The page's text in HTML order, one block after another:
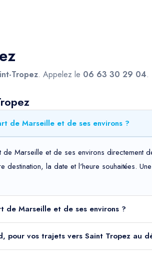
Tropez. Appelez le 06 63 30 29 04.
de Marseille et de ses environs ?
Marseille et de ses environs directement
la date et l'heure souhaitées.
de Marseille et de ses environs ?
pour vos trajets vers Saint Tropez au